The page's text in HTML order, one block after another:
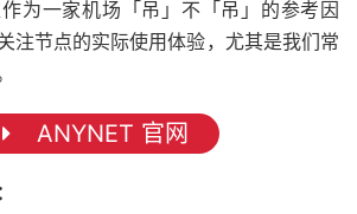
为一家机场「吊」不「吊」的参考因
注节点的实际使用体验，尤其是我们常
ANYNET 官网